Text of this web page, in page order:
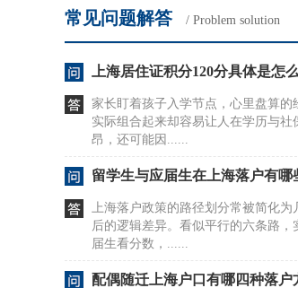
常见问题解答 / Problem solution
上海居住证积分120分具体是怎
家长盯着孩子入学节点，心里盘算的
实际组合起来却容易让人在学历与
昂，还可能因......
留学生与应届生在上海落户有哪
上海落户政策的路径划分常被简化
后的逻辑差异。看似平行的六条路
届生看分数，......
配偶随迁上海户口有哪四种落户